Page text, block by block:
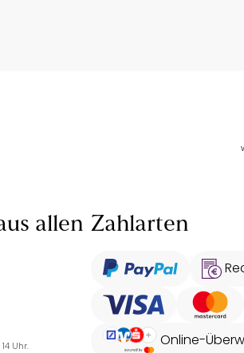
allen
Uhr.
Zahlarten
Online-